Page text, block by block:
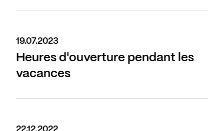
19.07.2023
Heures d'ouverture pendant les
vacances